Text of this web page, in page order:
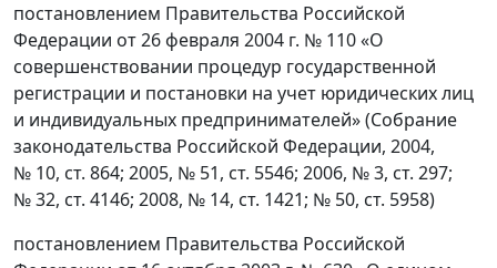
постановлением Правительства Российской
Федерации от 26 февраля 2004 г. № 110 «О
совершенствовании процедур государственной
регистрации и постановки на учет юридических лиц
и индивидуальных предпринимателей» (Собрание
законодательства Российской Федерации, 2004,
№ 10, ст. 864; 2005, № 51, ст. 5546; 2006, № 3, ст. 297;
№ 32, ст. 4146; 2008, № 14, ст. 1421; № 50, ст. 5958)
постановлением Правительства Российской